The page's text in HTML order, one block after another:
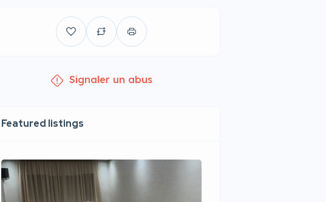
Signaler un abus
Featured listings